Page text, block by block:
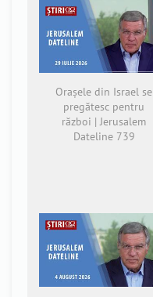
Orașele din Israel se
pregătesc pentru
război | Jerusalem
Dateline 739